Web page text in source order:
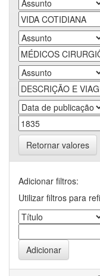
Retornar valores
Adicionar filtros:
Utilizar filtros para